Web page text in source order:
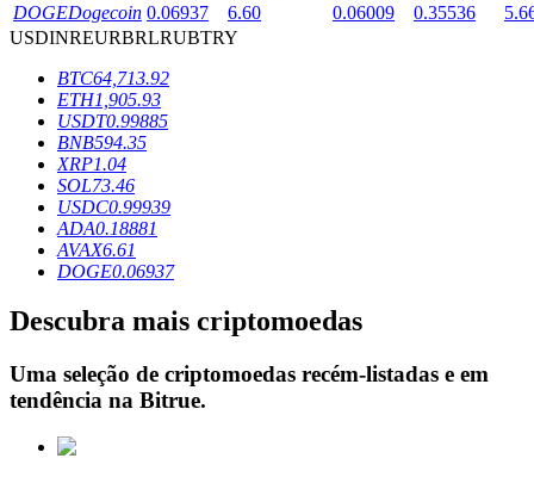
Bloqueios de BTR
Serviço de empréstimo apoiado por criptografia
DOGEDogecoin 0.06937 6.60 0.06009 0.35536
USDINREURBRLRUBTRY
BTC64,713.92
ETH1,905.93
USDT0.99885
BNB594.35
XRP1.04
SOL73.46
USDC0.99939
ADA0.18881
AVAX6.61
DOGE0.06937
Descubra mais criptomoedas
Uma seleção de criptomoedas recém-listadas e em
tendência na Bitrue.